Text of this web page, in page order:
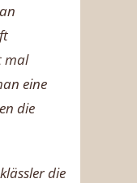
mal
eine
die
die